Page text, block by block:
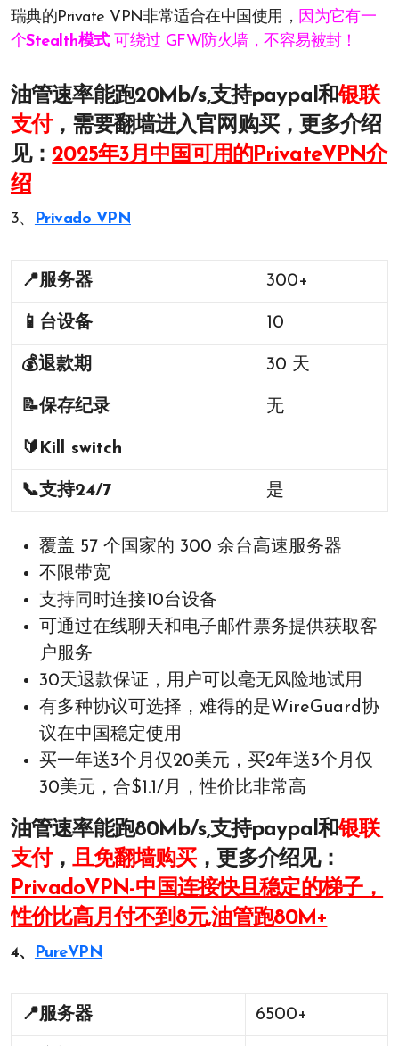
瑞典的Private VPN非常适合在中国使用， 因为它有一
个Stealth模式可绕过 GFW防火墙，不容易被封！
油管速率能跑20Mb/s,支持paypal和银联
支付，需要翻墙进入官网购买，更多介绍
见： 2025年3月中国可用的PrivateVPN介
绍
3、 Privado VPN
📍服务器 300+
📱 台设备 10
💰退款期 30 天
📝保存纪录 无
🔰 Kill switch
📞支持24/7 是
覆盖 57 个国家的 300 余台高速服务器
不限带宽
支持同时连接10台设备
可通过在线聊天和电子邮件票务提供获取客
户服务
30天退款保证，用户可以毫无风险地试用
有多种协议可选择，难得的是WireGuard协
议在中国稳定使用
买一年送3个月仅20美元，买2年送3个月仅
30美元，合$1.1/月，性价比非常高
油管速率能跑80Mb/s,支持paypal和银联
支付，且免翻墙购买，更多介绍见：
PrivadoVPN-中国连接快且稳定的梯子，
性价比高月付不到8元,油管跑80M+
4、 PureVPN
📍服务器 6500+